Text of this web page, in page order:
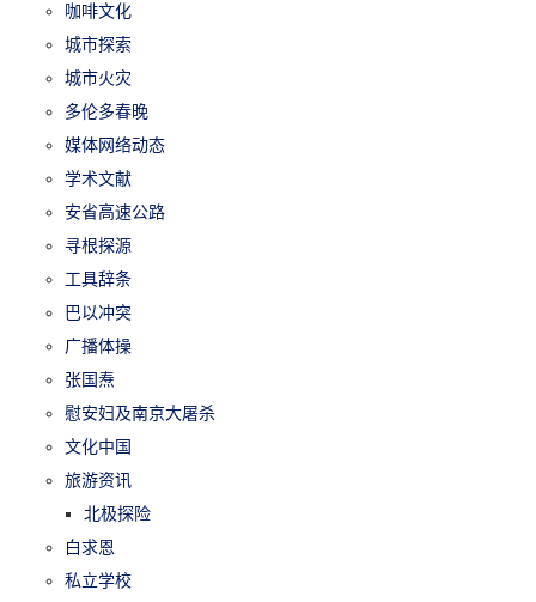
咖啡文化
城市探索
城市火灾
多伦多春晚
媒体网络动态
学术文献
安省高速公路
寻根探源
工具辞条
巴以冲突
广播体操
张国焘
慰安妇及南京大屠杀
文化中国
旅游资讯
北极探险
白求恩
私立学校